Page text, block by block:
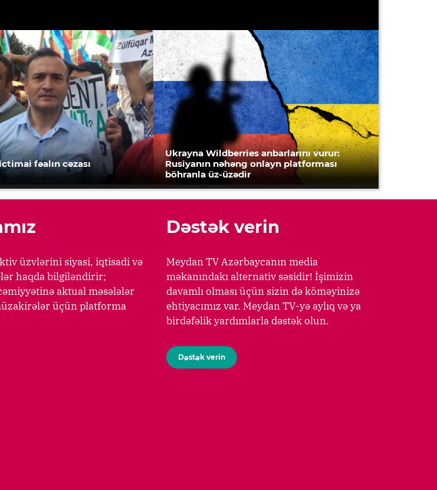
fəalın cəzası
Ukrayna Wildberries anbarlarını vurur:
Rusiyanın nəhəng onlayn platforması
böhranla üz-üzədir
üzvlərini siyasi, iqtisadi və
haqda bilgiləndirir;
aktual məsələlər
üçün platforma
Dəstək verin
Meydan TV Azərbaycanın media
məkanındakı alternativ səsidir! İşimizin
davamlı olması üçün sizin də köməyinizə
ehtiyacımız var. Meydan TV-yə aylıq və ya
birdəfəlik yardımlarla dəstək olun.
Dəstək verin